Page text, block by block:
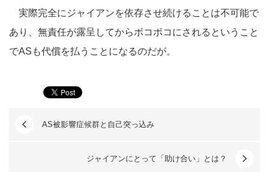
実際完全にジャイアンを依存させ続けることは不可能で
あり、無責任が露呈してからボコボコにされるということ
でASも代償を払うことになるのだが。
AS被影響症候群と自己突っ込み
ジャイアンにとって「助け合い」とは？